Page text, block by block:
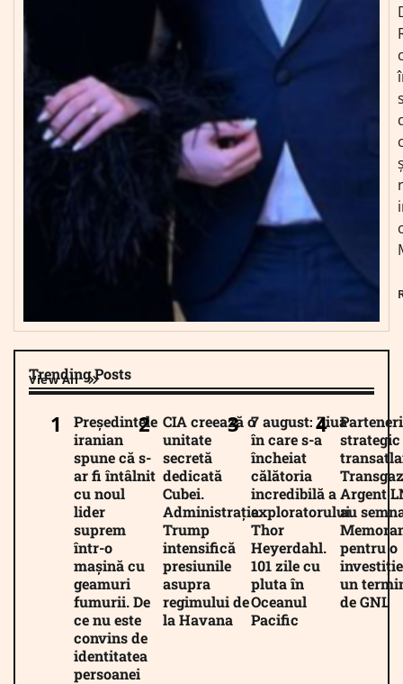
Trending Posts
View All
Președintele
iranian
spune că s-
ar fi întâlnit
cu noul
lider
suprem
într-o
mașină cu
geamuri
fumurii. De
ce nu este
convins de
identitatea
persoanei
CIA creează o
unitate
secretă
dedicată
Cubei.
Administrația
Trump
intensifică
presiunile
asupra
regimului de
la Havana
7 august: Ziua
în care s-a
încheiat
călătoria
incredibilă a
exploratorului
Thor
Heyerdahl.
101 zile cu
pluta în
Oceanul
Pacific
strategic
Argent
au
pentru o
un
de GNL